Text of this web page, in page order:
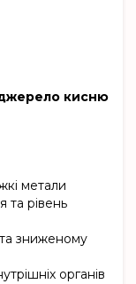
кисню
метали
та рівень
та зниженому
органів